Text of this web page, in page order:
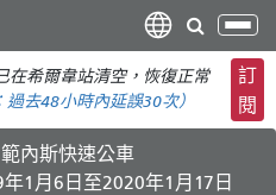
主
要
內
容
切
換
導
航
在希爾韋站清空，恢復正常
過去48小時內延誤30次）
訂
閱
範內斯快速公車
1月6日至2020年1月17日